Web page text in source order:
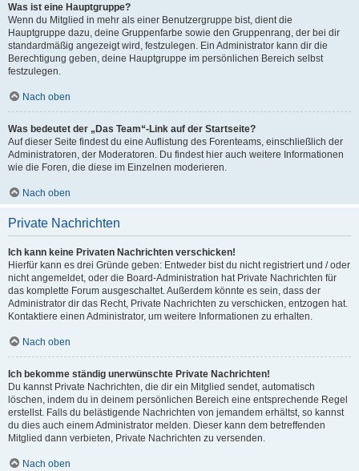
Was ist eine Hauptgruppe?
Wenn du Mitglied in mehr als einer Benutzergruppe bist, dient die
Hauptgruppe dazu, deine Gruppenfarbe sowie den Gruppenrang, der bei dir
standardmäßig angezeigt wird, festzulegen. Ein Administrator kann dir die
Berechtigung geben, deine Hauptgruppe im persönlichen Bereich selbst
festzulegen.
Nach oben
Was bedeutet der „Das Team“-Link auf der Startseite?
Auf dieser Seite findest du eine Auflistung des Forenteams, einschließlich der
Administratoren, der Moderatoren. Du findest hier auch weitere Informationen
wie die Foren, die diese im Einzelnen moderieren.
Nach oben
Private Nachrichten
Ich kann keine Privaten Nachrichten verschicken!
Hierfür kann es drei Gründe geben: Entweder bist du nicht registriert und / oder
nicht angemeldet, oder die Board-Administration hat Private Nachrichten für
das komplette Forum ausgeschaltet. Außerdem könnte es sein, dass der
Administrator dir das Recht, Private Nachrichten zu verschicken, entzogen hat.
Kontaktiere einen Administrator, um weitere Informationen zu erhalten.
Nach oben
Ich bekomme ständig unerwünschte Private Nachrichten!
Du kannst Private Nachrichten, die dir ein Mitglied sendet, automatisch
löschen, indem du in deinem persönlichen Bereich eine entsprechende Regel
erstellst. Falls du belästigende Nachrichten von jemandem erhältst, so kannst
du dies auch einem Administrator melden. Dieser kann dem betreffenden
Mitglied dann verbieten, Private Nachrichten zu versenden.
Nach oben